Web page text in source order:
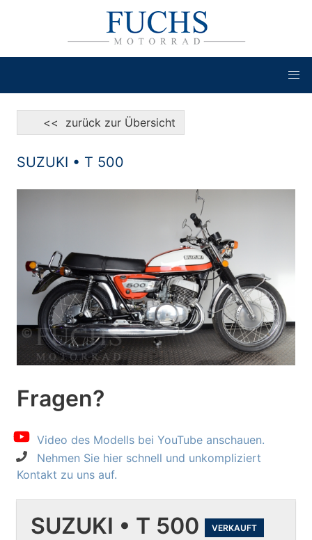
<< zurück zur Übersicht
SUZUKI • T 500
Fragen?
Video des Modells bei YouTube anschauen.
Nehmen Sie hier schnell und unkompliziert
Kontakt zu uns auf.
SUZUKI • T 500 VERKAUFT